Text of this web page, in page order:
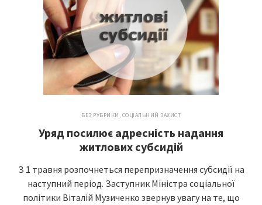
БЕЗ РУБРИКИ , СОЦІАЛЬНИЙ ЗАХИСТ
Уряд посилює адресність надання
житлових субсидій
З 1 травня розпочнеться перепризначення субсидії на
наступний період. Заступник Міністра соціальної
політики Віталій Музиченко звернув увагу на те, що